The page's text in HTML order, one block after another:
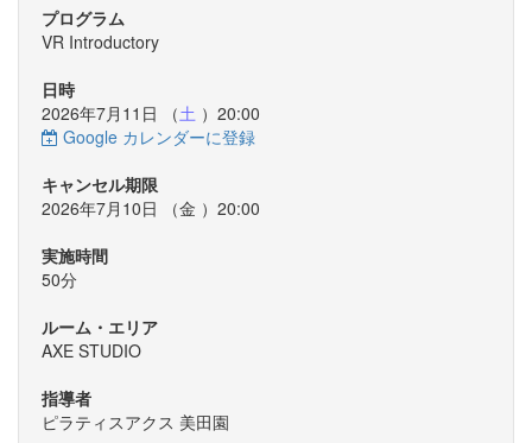
プログラム
VR Introductory
日時
2026年7月11日 （土 ）20:00
Google カレンダーに登録
キャンセル期限
2026年7月10日 （金 ）20:00
実施時間
50分
ルーム・エリア
AXE STUDIO
指導者
ピラティスアクス 美田園